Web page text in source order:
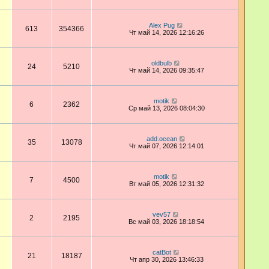
613 354366
Alex Pug
Чт май 14, 2026 12:16:26
24 5210
oldbulb
Чт май 14, 2026 09:35:47
6 2362
motik
Ср май 13, 2026 08:04:30
35 13078
add.ocean
Чт май 07, 2026 12:14:01
7 4500
motik
Вт май 05, 2026 12:31:32
2 2195
vev57
Вс май 03, 2026 18:18:54
21 18187
catBot
Чт апр 30, 2026 13:46:33